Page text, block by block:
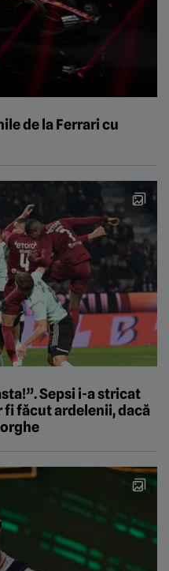
de la Ferrari cu
Sepsi i-a stricat
fi făcut ardelenii, dacă